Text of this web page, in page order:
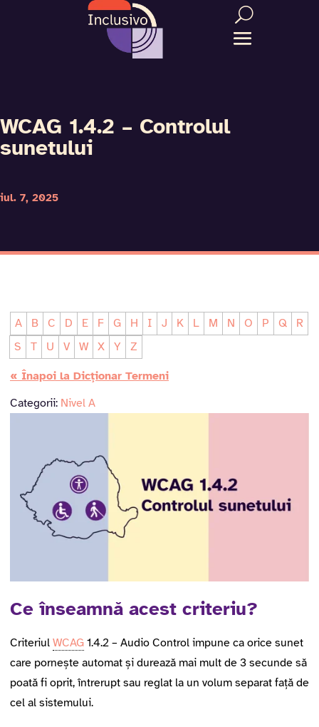
WCAG 1.4.2 – Controlul
sunetului
iul. 7, 2025
A B C D E F G H I J K L M N O P Q
R
S
T U V W X Y Z
« Înapoi la Dicționar Termeni
Categorii: Nivel A
Ce înseamnă acest criteriu?
Criteriul WCAG 1.4.2 – Audio Control impune ca orice sunet
care pornește automat și durează mai mult de 3 secunde să
poată fi oprit, întrerupt sau reglat la un volum separat față de
cel al sistemului.